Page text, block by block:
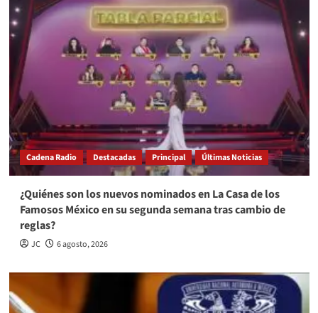
Cadena Radio Destacadas Principal Últimas Noticias
¿Quiénes son los nuevos nominados en La Casa de los
Famosos México en su segunda semana tras cambio de
reglas?
JC 6 agosto, 2026